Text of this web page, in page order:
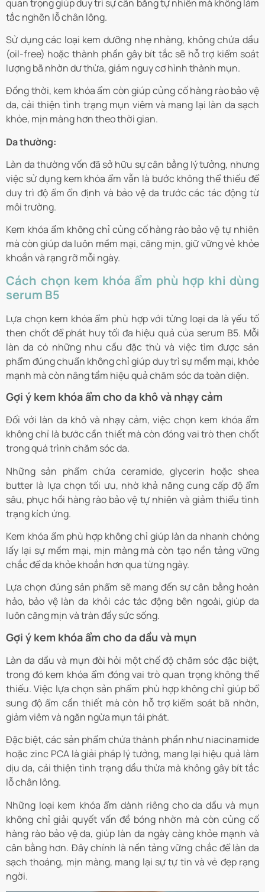
quan trọng giúp duy trì sự cân bằng tự nhiên mà không làm
tắc nghẽn lỗ chân lông.
Sử dụng các loại kem dưỡng nhẹ nhàng, không chứa dầu
(oil-free) hoặc thành phần gây bít tắc sẽ hỗ trợ kiểm soát
lượng bã nhờn dư thừa, giảm nguy cơ hình thành mụn.
Đồng thời, kem khóa ẩm còn giúp củng cố hàng rào bảo vệ
da, cải thiện tình trạng mụn viêm và mang lại làn da sạch
khỏe, mịn màng hơn theo thời gian.
Da thường:
Làn da thường vốn đã sở hữu sự cân bằng lý tưởng, nhưng
việc sử dụng kem khóa ẩm vẫn là bước không thể thiếu để
duy trì độ ẩm ổn định và bảo vệ da trước các tác động từ
môi trường.
Kem khóa ẩm không chỉ củng cố hàng rào bảo vệ tự nhiên
mà còn giúp da luôn mềm mại, căng mịn, giữ vững vẻ khỏe
khoắn và rạng rỡ mỗi ngày.
Cách chọn kem khóa ẩm phù hợp khi dùng
serum B5
Lựa chọn kem khóa ẩm phù hợp với từng loại da là yếu tố
then chốt để phát huy tối đa hiệu quả của serum B5. Mỗi
làn da có những nhu cầu đặc thù và việc tìm được sản
phẩm đúng chuẩn không chỉ giúp duy trì sự mềm mại, khỏe
mạnh mà còn nâng tầm hiệu quả chăm sóc da toàn diện.
Gợi ý kem khóa ẩm cho da khô và nhạy cảm
Đối với làn da khô và nhạy cảm, việc chọn kem khóa ẩm
không chỉ là bước cần thiết mà còn đóng vai trò then chốt
trong quá trình chăm sóc da.
Những sản phẩm chứa ceramide,glycerin hoặc shea
butter là lựa chọn tối ưu, nhờ khả năng cung cấp độ ẩm
sâu, phục hồi hàng rào bảo vệ tự nhiên và giảm thiểu tình
trạng kích ứng.
Kem khóa ẩm phù hợp không chỉ giúp làn da nhanh chóng
lấy lại sự mềm mại, mịn màng mà còn tạo nền tảng vững
chắc để da khỏe khoắn hơn qua từng ngày.
Lựa chọn đúng sản phẩm sẽ mang đến sự cân bằng hoàn
hảo, bảo vệ làn da khỏi các tác động bên ngoài, giúp da
luôn căng mịn và tràn đầy sức sống.
Gợi ý kem khóa ẩm cho da dầu và mụn
Làn da dầu và mụn đòi hỏi một chế độ chăm sóc đặc biệt,
trong đó kem khóa ẩm đóng vai trò quan trọng không thể
thiếu. Việc lựa chọn sản phẩm phù hợp không chỉ giúp bổ
sung độ ẩm cần thiết mà còn hỗ trợ kiểm soát bã nhờn,
giảm viêm và ngăn ngừa mụn tái phát.
Đặc biệt, các sản phẩm chứa thành phần nhưniacinamide
hoặc zinc PCAlà giải pháp lý tưởng, mang lại hiệu quả làm
dịu da, cải thiện tình trạng dầu thừa mà không gây bít tắc
lỗ chân lông.
Những loại kem khóa ẩm dành riêng cho da dầu và mụn
không chỉ giải quyết vấn đề bóng nhờn mà còn củng cố
hàng rào bảo vệ da, giúp làn da ngày càng khỏe mạnh và
cân bằng hơn. Đây chính là nền tảng vững chắc để làn da
sạch thoáng, mịn màng, mang lại sự tự tin và vẻ đẹp rạng
ngời.